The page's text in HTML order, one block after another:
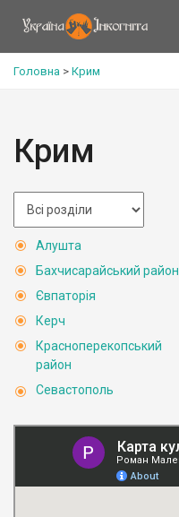
Головна > Крим
Крим
Алушта
Бахчисарайський район
Євпаторія
Керч
Красноперекопський
район
Севастополь